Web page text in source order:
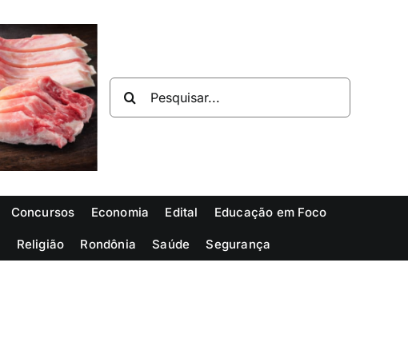
resultados
Concursos Economia Edital Educação em Foco
Religião Rondônia Saúde Segurança